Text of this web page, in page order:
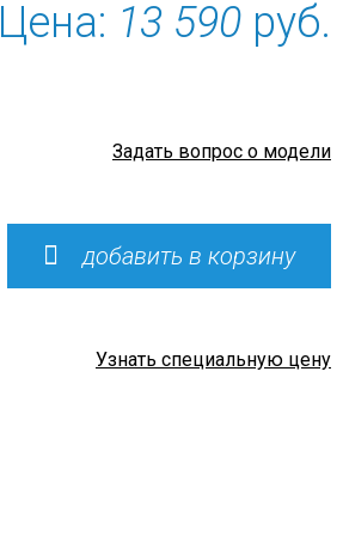
Цена: 13 590руб.
Задать вопрос о модели
добавить в корзину
Узнать специальную цену